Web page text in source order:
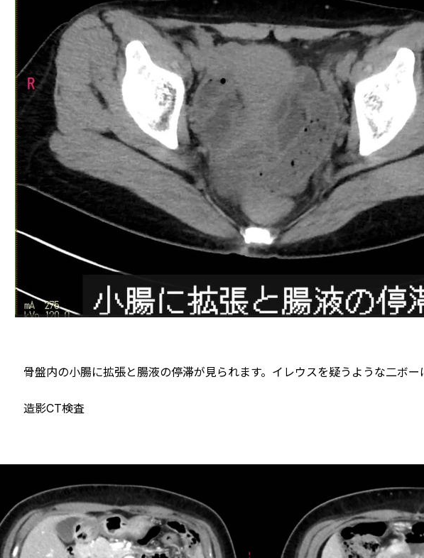
骨盤内の小腸に拡張と腸液の停滞が見られます。イレウスを疑うような二ボー
造影CT検査